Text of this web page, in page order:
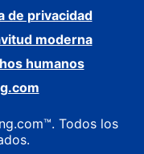
de privacidad
moderna
humanos
Todos los